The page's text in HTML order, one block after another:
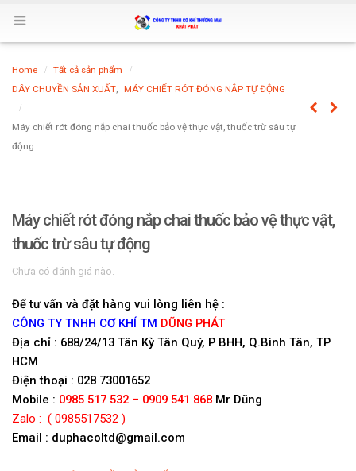
Home
Tất cả sản phẩm
DÂY CHUYỀN SẢN XUẤT, MÁY CHIẾT RÓT ĐÓNG NẮP TỰ ĐỘNG
Máy chiết rót đóng nắp chai thuốc bảo vệ thực vật, thuốc trừ sâu tự
động
Máy chiết rót đóng nắp chai thuốc bảo vệ thực vật,
thuốc trừ sâu tự động
Chưa có đánh giá nào.
Để tư vấn và đặt hàng vui lòng liên hệ :
CÔNG TY TNHH CƠ KHÍ TM DŨNG PHÁT
Địa chỉ : 688/24/13 Tân Kỳ Tân Quý, P BHH, Q.Bình Tân, TP
HCM
Điện thoại : 028 73001652
Mobile : 0985 517 532 – 0909 541 868 Mr Dũng
Zalo : ( 0985517532 )
Email : duphacoltd@gmail.com